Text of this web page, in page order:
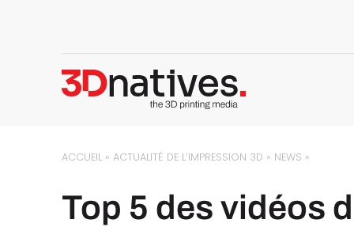
ACCUEIL »ACTUALITÉ DE L’IMPRESSION 3D » NEWS »
Top 5 des vidéos